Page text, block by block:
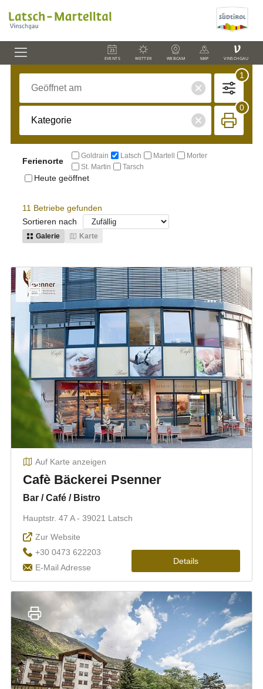
EVENTS WETTER WEBCAM MAP
V
VINSCHGAU